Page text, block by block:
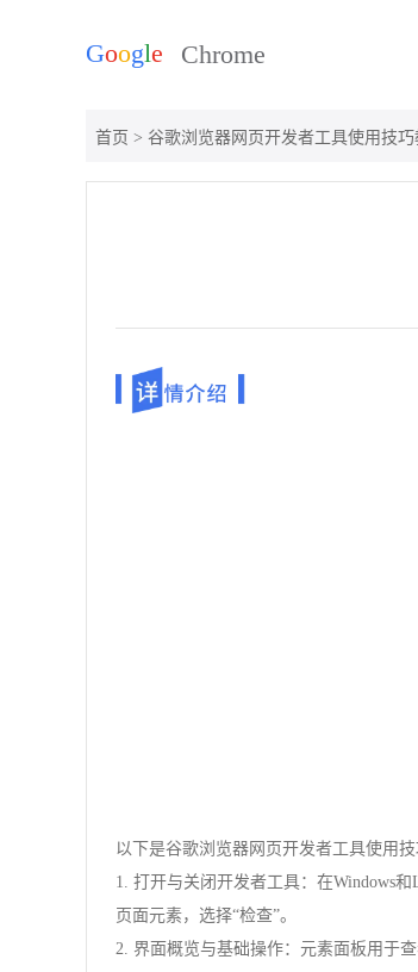
首页 > 谷歌浏览器网页开发者工具使用技巧
以下是谷歌浏览器网页开发者工具使用技
1. 打开与关闭开发者工具：在Windows
页面元素，选择“检查”。
2. 界面概览与基础操作：元素面板用于